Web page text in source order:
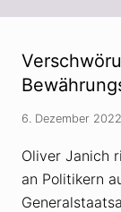
6. Dezember 2022
Oliver Janich
an Politikern